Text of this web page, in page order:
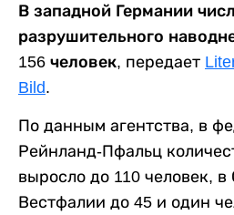
В западной Германии
разрушительного
156 человек, передает
Bild.
По данным агентства, в
Рейнланд-Пфальц
выросло до 110 человек,
Вестфалии до 45 и один